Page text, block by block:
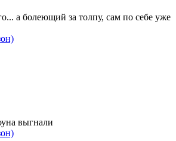
а болеющий за толпу, сам по себе уже
выгнали